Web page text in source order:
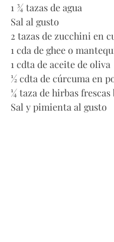
1 ¾ tazas de agua
Sal al gusto
2 tazas de zucchini en
1 cda de ghee o
1 cdta de aceite de oliva
½ cdta de cúrcuma en
¼ taza de hirbas
Sal y pimienta al gusto